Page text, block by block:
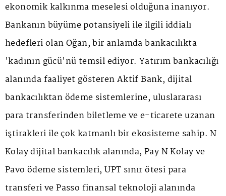
ekonomik kalkınma meselesi olduğuna inanıyor.
Bankanın büyüme potansiyeli ile ilgili iddialı
hedefleri olan Oğan, bir anlamda bankacılıkta
'kadının gücü'nü temsil ediyor. Yatırım bankacılığı
alanında faaliyet gösteren Aktif Bank, dijital
bankacılıktan ödeme sistemlerine, uluslararası
para transferinden biletleme ve e-ticarete uzanan
iştirakleri ile çok katmanlı bir ekosisteme sahip. N
Kolay dijital bankacılık alanında, Pay N Kolay ve
Pavo ödeme sistemleri, UPT sınır ötesi para
transferi ve Passo finansal teknoloji alanında